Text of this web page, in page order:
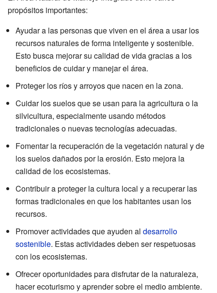
propósitos importantes:
Ayudar a las personas que viven en el área a usar los
recursos naturales de forma inteligente y sostenible.
Esto busca mejorar su calidad de vida gracias a los
beneficios de cuidar y manejar el área.
Proteger los ríos y arroyos que nacen en la zona.
Cuidar los suelos que se usan para la agricultura o la
silvicultura, especialmente usando métodos
tradicionales o nuevas tecnologías adecuadas.
Fomentar la recuperación de la vegetación natural y de
los suelos dañados por la erosión. Esto mejora la
calidad de los ecosistemas.
Contribuir a proteger la cultura local y a recuperar las
formas tradicionales en que los habitantes usan los
recursos.
Promover actividades que ayuden al desarrollo
sostenible. Estas actividades deben ser respetuosas
con los ecosistemas.
Ofrecer oportunidades para disfrutar de la naturaleza,
hacer ecoturismo y aprender sobre el medio ambiente.